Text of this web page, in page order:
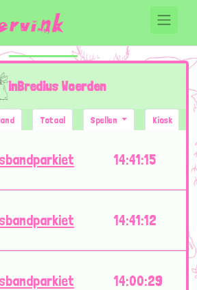
inBredius Woerden
Totaal Spellen Kiosk
14:41:15
14:41:12
14:00:29